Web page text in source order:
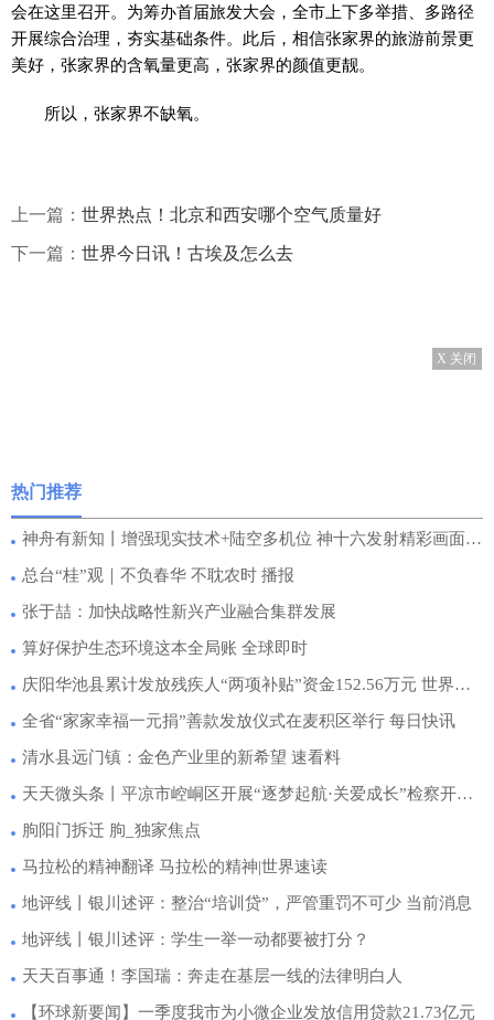
会在这里召开。为筹办首届旅发大会，全市上下多举措、多路径
开展综合治理，夯实基础条件。此后，相信张家界的旅游前景更
美好，张家界的含氧量更高，张家界的颜值更靓。
所以，张家界不缺氧。
上一篇： 世界热点！北京和西安哪个空气质量好
下一篇： 世界今日讯！古埃及怎么去
X 关闭
热门推荐
神舟有新知丨增强现实技术+陆空多机位 神十六发射精彩画面是这样拍摄出来的|快播报
总台“桂”观｜不负春华 不耽农时 播报
张于喆：加快战略性新兴产业融合集群发展
算好保护生态环境这本全局账 全球即时
庆阳华池县累计发放残疾人“两项补贴”资金152.56万元 世界新资讯
全省“家家幸福一元捐”善款发放仪式在麦积区举行 每日快讯
清水县远门镇：金色产业里的新希望 速看料
天天微头条丨平凉市崆峒区开展“逐梦起航·关爱成长”检察开放日活动
朐阳门拆迁 朐_独家焦点
马拉松的精神翻译 马拉松的精神|世界速读
地评线丨银川述评：整治“培训贷”，严管重罚不可少 当前消息
地评线丨银川述评：学生一举一动都要被打分？
天天百事通！李国瑞：奔走在基层一线的法律明白人
【环球新要闻】一季度我市为小微企业发放信用贷款21.73亿元